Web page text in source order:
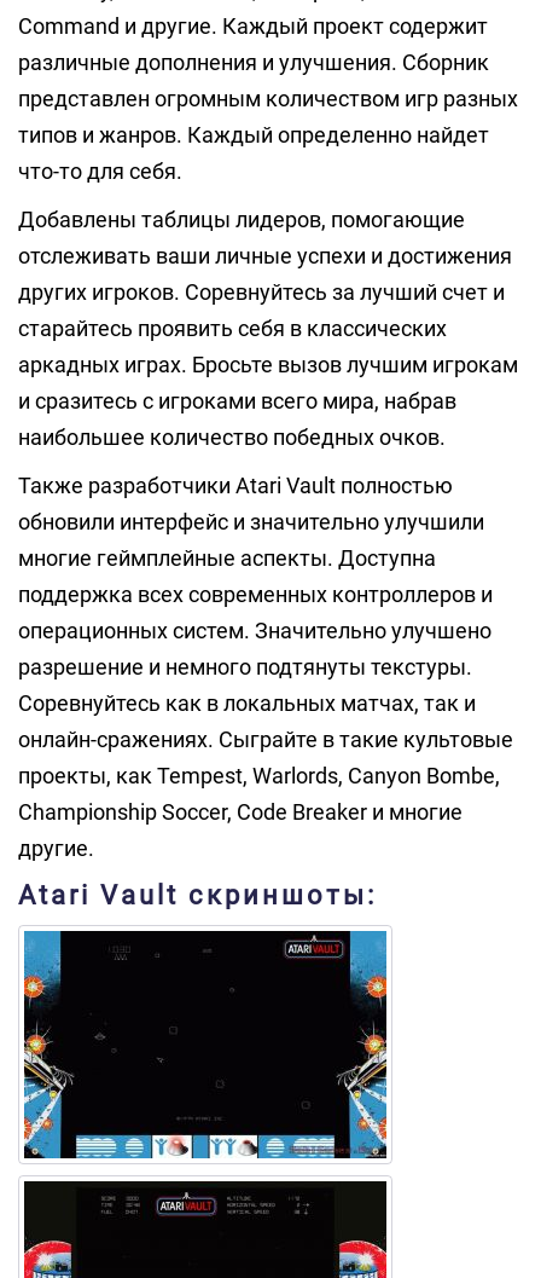
Command и другие. Каждый проект содержит
различные дополнения и улучшения. Сборник
представлен огромным количеством игр разных
типов и жанров. Каждый определенно найдет
что-то для себя.
Добавлены таблицы лидеров, помогающие
отслеживать ваши личные успехи и достижения
других игроков. Соревнуйтесь за лучший счет и
старайтесь проявить себя в классических
аркадных играх. Бросьте вызов лучшим игрокам
и сразитесь с игроками всего мира, набрав
наибольшее количество победных очков.
Также разработчики Atari Vault полностью
обновили интерфейс и значительно улучшили
многие геймплейные аспекты. Доступна
поддержка всех современных контроллеров и
операционных систем. Значительно улучшено
разрешение и немного подтянуты текстуры.
Соревнуйтесь как в локальных матчах, так и
онлайн-сражениях. Сыграйте в такие культовые
проекты, как Tempest, Warlords, Canyon Bombe,
Championship Soccer, Code Breaker и многие
другие.
Atari Vault скриншоты: